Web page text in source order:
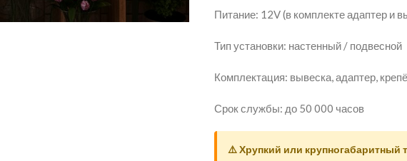
Питание: 12V (в комплекте адаптер и
Тип установки: настенный / подвесной
Комплектация: вывеска, адаптер,
Срок службы: до 50 000 часов
⚠️ Хрупкий или крупногабаритный